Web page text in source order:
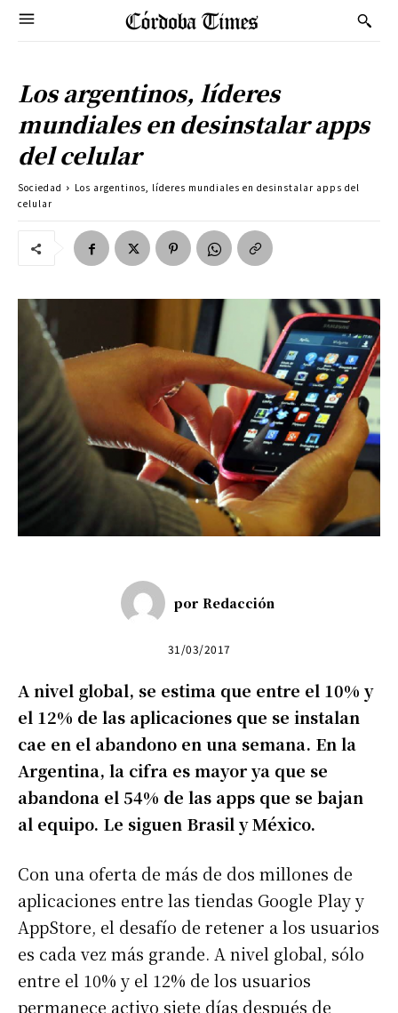
Los argentinos, líderes
mundiales en desinstalar apps
del celular
Sociedad
Los argentinos, líderes mundiales en desinstalar apps del
celular
por Redacción
31/03/2017
A nivel global, se estima que entre el 10% y
el 12% de las aplicaciones que se instalan
cae en el abandono en una semana. En la
Argentina, la cifra es mayor ya que se
abandona el 54% de las apps que se bajan
al equipo. Le siguen Brasil y México.
Con una oferta de más de dos millones de
aplicaciones entre las tiendas Google Play y
AppStore, el desafío de retener a los usuarios
es cada vez más grande. A nivel global, sólo
entre el 10% y el 12% de los usuarios
permanece activo siete días después de